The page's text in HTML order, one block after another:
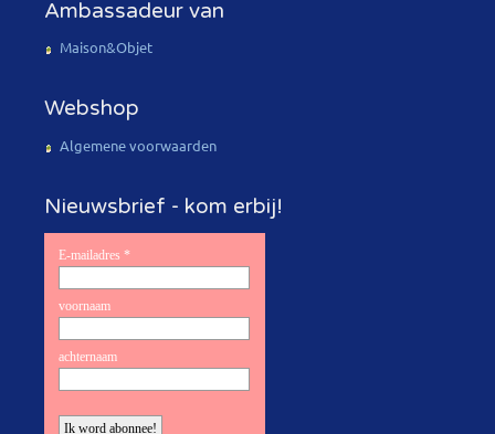
Ambassadeur van
Maison&Objet
Webshop
Algemene voorwaarden
Nieuwsbrief - kom erbij!